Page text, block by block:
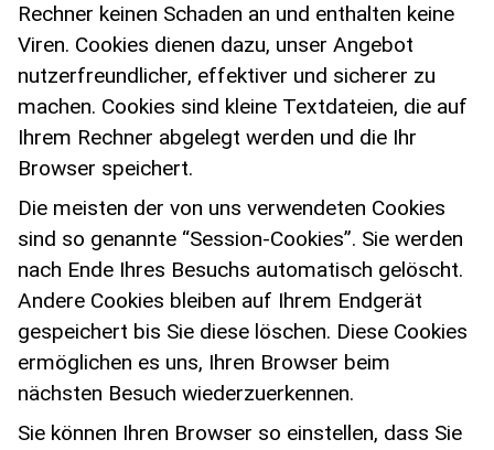
Rechner keinen Schaden an und enthalten keine
Viren. Cookies dienen dazu, unser Angebot
nutzerfreundlicher, effektiver und sicherer zu
machen. Cookies sind kleine Textdateien, die auf
Ihrem Rechner abgelegt werden und die Ihr
Browser speichert.
Die meisten der von uns verwendeten Cookies
sind so genannte “Session-Cookies”. Sie werden
nach Ende Ihres Besuchs automatisch gelöscht.
Andere Cookies bleiben auf Ihrem Endgerät
gespeichert bis Sie diese löschen. Diese Cookies
ermöglichen es uns, Ihren Browser beim
nächsten Besuch wiederzuerkennen.
Sie können Ihren Browser so einstellen, dass Sie